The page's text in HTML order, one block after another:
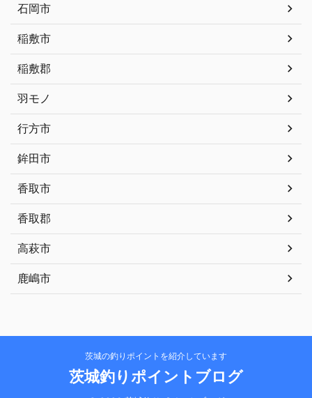
石岡市
稲敷市
稲敷郡
羽モノ
行方市
鉾田市
香取市
香取郡
高萩市
鹿嶋市
茨城の釣りポイントを紹介しています
茨城釣りポイントブログ